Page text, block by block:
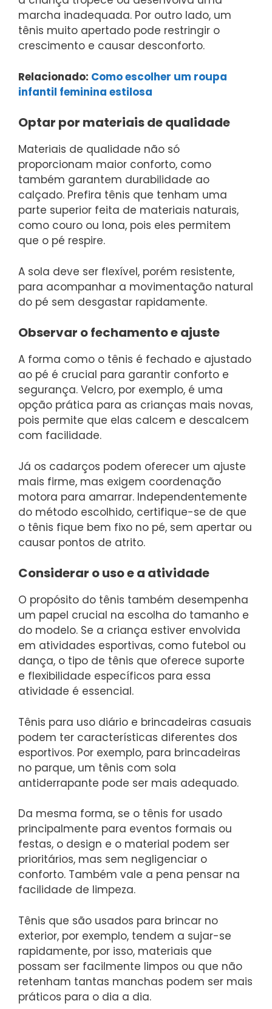
marcha inadequada. Por outro lado, um
tênis muito apertado pode restringir o
crescimento e causar desconforto.
Relacionado: Como escolher um roupa
infantil feminina estilosa
Optar por materiais de qualidade
Materiais de qualidade não só
proporcionam maior conforto, como
também garantem durabilidade ao
calçado. Prefira tênis que tenham uma
parte superior feita de materiais naturais,
como couro ou lona, pois eles permitem
que o pé respire.
A sola deve ser flexível, porém resistente,
para acompanhar a movimentação natural
do pé sem desgastar rapidamente.
Observar o fechamento e ajuste
A forma como o tênis é fechado e ajustado
ao pé é crucial para garantir conforto e
segurança. Velcro, por exemplo, é uma
opção prática para as crianças mais novas,
pois permite que elas calcem e descalcem
com facilidade.
Já os cadarços podem oferecer um ajuste
mais firme, mas exigem coordenação
motora para amarrar. Independentemente
do método escolhido, certifique-se de que
o tênis fique bem fixo no pé, sem apertar ou
causar pontos de atrito.
Considerar o uso e a atividade
O propósito do tênis também desempenha
um papel crucial na escolha do tamanho e
do modelo. Se a criança estiver envolvida
em atividades esportivas, como futebol ou
dança, o tipo de tênis que oferece suporte
e flexibilidade específicos para essa
atividade é essencial.
Tênis para uso diário e brincadeiras casuais
podem ter características diferentes dos
esportivos. Por exemplo, para brincadeiras
no parque, um tênis com sola
antiderrapante pode ser mais adequado.
Da mesma forma, se o tênis for usado
principalmente para eventos formais ou
festas, o design e o material podem ser
prioritários, mas sem negligenciar o
conforto. Também vale a pena pensar na
facilidade de limpeza.
Tênis que são usados para brincar no
exterior, por exemplo, tendem a sujar-se
rapidamente, por isso, materiais que
possam ser facilmente limpos ou que não
retenham tantas manchas podem ser mais
práticos para o dia a dia.